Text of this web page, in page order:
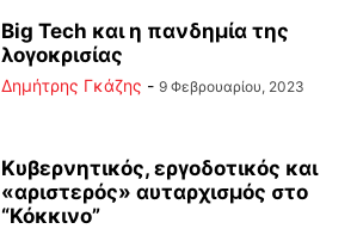
Big Tech και η πανδημία της
λογοκρισίας
Δημήτρης Γκάζης - 9 Φεβρουαρίου, 2023
Κυβερνητικός, εργοδοτικός και
«αριστερός» αυταρχισμός στο
“Κόκκινο”